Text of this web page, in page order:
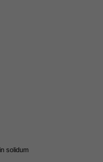
solidum